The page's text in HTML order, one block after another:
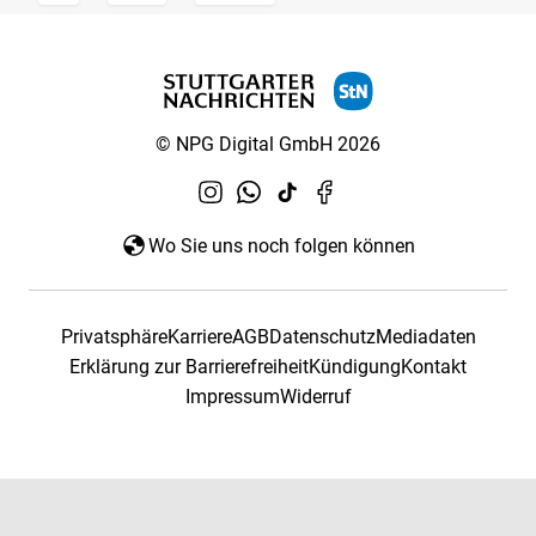
© NPG Digital GmbH 2026
Wo Sie uns noch folgen können
PrivatsphäreKarriereAGBDatenschutzMediadaten
Erklärung zur BarrierefreiheitKündigungKontakt
ImpressumWiderruf